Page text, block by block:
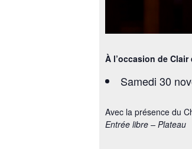
À l’occasion de
Samedi 30
Avec la présence du
Entrée libre – Plateau